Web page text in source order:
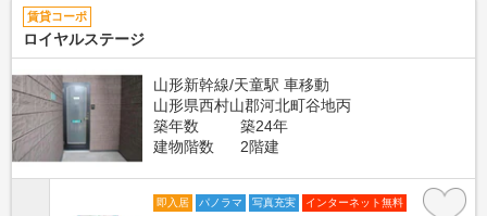
賃貸コーポ
ロイヤルステージ
山形新幹線/天童駅 車移動
山形県西村山郡河北町谷地丙
築年数
築24年
建物階数
2階建
即入居 パノラマ 写真充実 インターネット無料